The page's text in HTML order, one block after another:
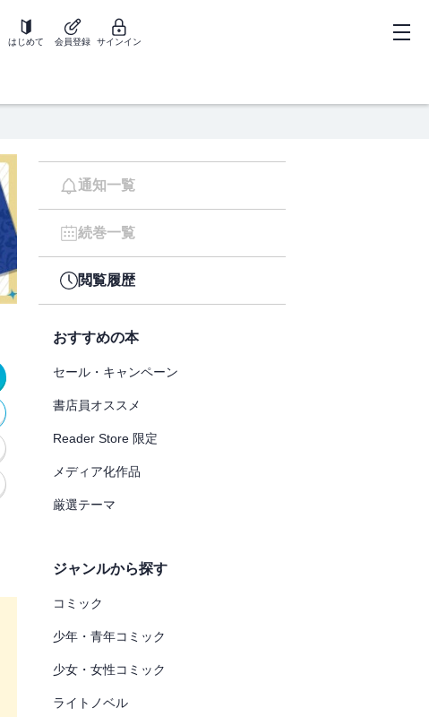
はじめて 会員登録 サインイン
通知一覧
続巻一覧
閲覧履歴
おすすめの本
セール・キャンペーン
書店員オススメ
Reader Store 限定
メディア化作品
厳選テーマ
ジャンルから探す
コミック
少年・青年コミック
少女・女性コミック
ライトノベル